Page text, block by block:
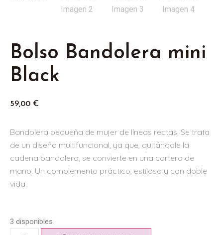
Bolso Bandolera mini
Black
59,00 €
Bandolera pequeña de mujer de líneas rectas. Se trata
de un diseño multifuncional, ya que, quitándole la
cadena bandolera, se convierte en una cartera de
mano. Un complemento práctico, estiloso y con doble
vida.
3 disponibles